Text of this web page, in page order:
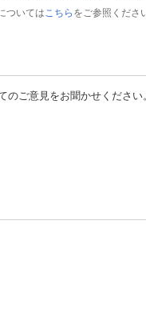
ついては こちら をご参照くださ
ご意見をお聞かせください